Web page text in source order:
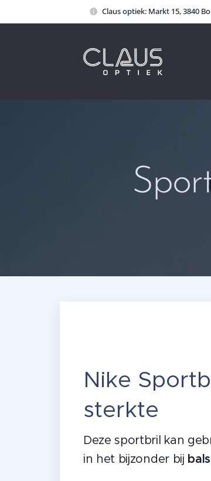
Claus optiek: Markt 15, 3840
Nike
sterkte
Deze sportbril kan
in het bijzonder bij